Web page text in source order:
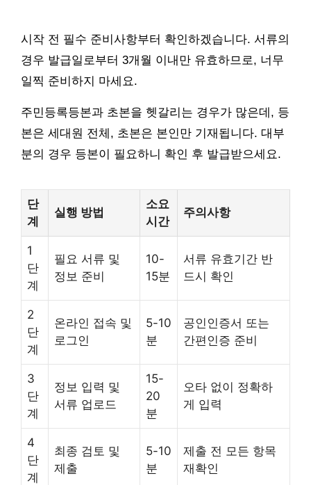
시작 전 필수 준비사항부터 확인하겠습니다. 서류의
경우 발급일로부터 3개월 이내만 유효하므로, 너무
일찍 준비하지 마세요.
주민등록등본과 초본을 헷갈리는 경우가 많은데, 등
본은 세대원 전체, 초본은 본인만 기재됩니다. 대부
분의 경우 등본이 필요하니 확인 후 발급받으세요.
단
계
실행 방법
소요
시간
주의사항
1
단
계
필요 서류 및
정보 준비
10-
15분
서류 유효기간 반
드시 확인
2
단
계
온라인 접속 및
로그인
5-10
분
공인인증서 또는
간편인증 준비
3
단
계
정보 입력 및
서류 업로드
15-
20
분
오타 없이 정확하
게 입력
4
단
계
최종 검토 및
제출
5-10
분
제출 전 모든 항목
재확인